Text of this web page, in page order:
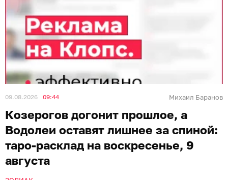
09.08.2026 09:44 Михаил Баранов
Козерогов догонит прошлое, а
Водолеи оставят лишнее за спиной:
таро-расклад на воскресенье, 9
августа